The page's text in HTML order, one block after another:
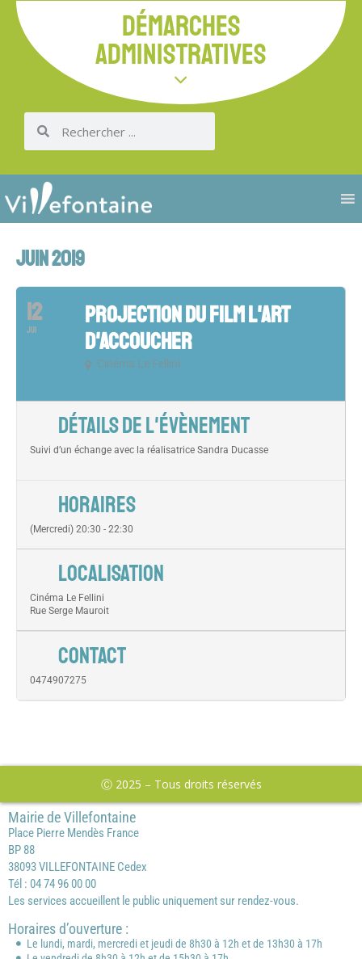
DÉMARCHES
ADMINISTRATIVES
JUIN 2019
12
JUI
PROJECTION DU FILM L'ART
D'ACCOUCHER
Cinéma Le Fellini
DÉTAILS DE L'ÉVÈNEMENT
Suivi d’un échange avec la réalisatrice Sandra Ducasse
HORAIRES
(Mercredi) 20:30 - 22:30
LOCALISATION
Cinéma Le Fellini
Rue Serge Mauroit
CONTACT
0474907275
Ⓒ 2025 – Tous droits réservés
Mairie de Villefontaine
Place Pierre Mendès France
BP 88
38093 VILLEFONTAINE Cedex
Tél : 04 74 96 00 00
Les services accueillent le public uniquement sur rendez-vous.
Horaires d’ouverture :
Le lundi, mardi, mercredi et jeudi de 8h30 à 12h et de 13h30 à 17h